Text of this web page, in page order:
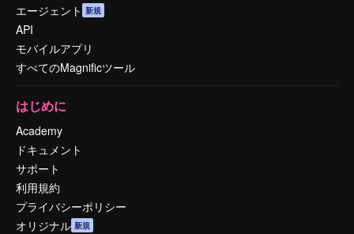
エージェント 新規
API
モバイルアプリ
すべてのMagnificツール
はじめに
Academy
ドキュメント
サポート
利用規約
プライバシーポリシー
オリジナル 新規